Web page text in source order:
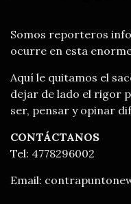
Somos reporteros
ocurre en esta
Aquí le quitamos el
dejar de lado el rigor
ser, pensar y opinar
CONTÁCTANOS
Tel: 4778296002
Email: